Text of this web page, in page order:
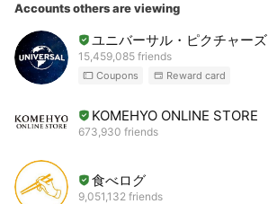
Accounts others are viewing
ユニバーサル・ピクチャーズ
15,459,085 friends
Coupons Reward card
KOMEHYO ONLINE STORE
673,930 friends
食べログ
9,051,132 friends